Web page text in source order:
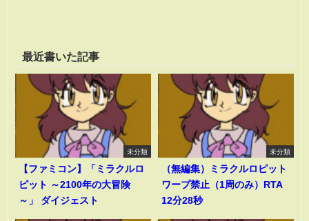
最近書いた記事
未分類
【ファミコン】「ミラクルロ
ピット ～2100年の大冒険
～」 ダイジェスト
未分類
（無編集）ミラクルロピット
ワープ禁止（1周のみ）RTA
12分28秒